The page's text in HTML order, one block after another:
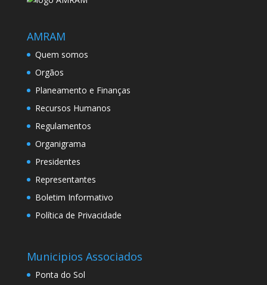
AMRAM
Quem somos
Orgãos
Planeamento e Finanças
Recursos Humanos
Regulamentos
Organigrama
Presidentes
Representantes
Boletim Informativo
Política de Privacidade
Municipios Associados
Ponta do Sol